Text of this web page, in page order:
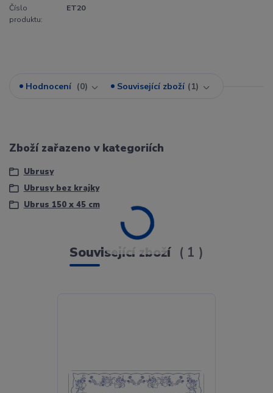
Číslo
produktu:
ET20
Hodnocení 0 Související zboží 1
Zboží zařazeno v kategoriích
Ubrusy
Ubrusy bez krajky
Ubrus 150 x 45 cm
Související zboží 1